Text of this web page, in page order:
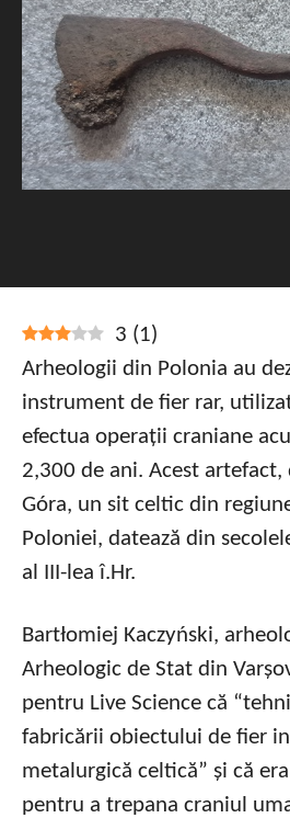
3 (1)
Arheologii din Polonia au
instrument de fier rar,
efectua operații craniane
2,300 de ani. Acest artefact,
Góra, un sit celtic din
Poloniei, datează din
al III-lea î.Hr.
Bartłomiej Kaczyński,
Arheologic de Stat din
pentru Live Science că
fabricării obiectului de fier
metalurgică celtică” și că
pentru a trepana craniul